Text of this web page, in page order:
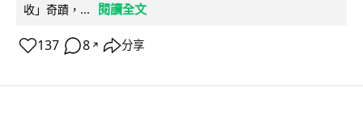
收」奇蹟，...
閱讀全文
137 8 ↗ 分享